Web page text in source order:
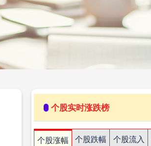
个股实时涨跌榜
个股涨幅 个股跌幅 个股流入